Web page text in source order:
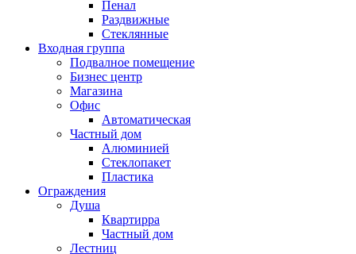
Пенал
Раздвижные
Стеклянные
Входная группа
Подвалное помещение
Бизнес центр
Магазина
Офис
Автоматическая
Частный дом
Алюминией
Стеклопакет
Пластика
Ограждения
Душа
Квартирра
Частный дом
Лестниц